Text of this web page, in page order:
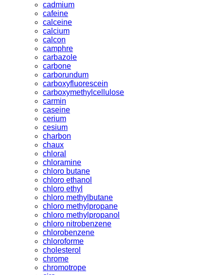
cadmium
cafeine
calceine
calcium
calcon
camphre
carbazole
carbone
carborundum
carboxyfluorescein
carboxymethylcellulose
carmin
caseine
cerium
cesium
charbon
chaux
chloral
chloramine
chloro butane
chloro ethanol
chloro ethyl
chloro methylbutane
chloro methylpropane
chloro methylpropanol
chloro nitrobenzene
chlorobenzene
chloroforme
cholesterol
chrome
chromotrope